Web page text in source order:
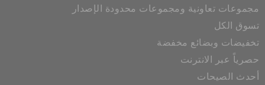
مجموعات تعاونية ومجموعات محدودة الإصدار
تسوق الكل
تخفيضات وبضائع مخفضة
حصرياً عبر الانترنت
أحدث الصيحات